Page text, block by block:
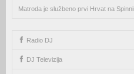
Matroda je službeno prvi Hrvat na
Radio DJ
DJ Televizija